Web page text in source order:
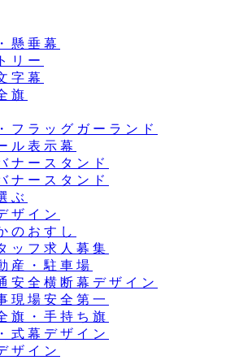
懸垂幕
リー
字幕
旗
フラッグガーランド
ル表示幕
ナースタンド
ナースタンド
ぶ
ザイン
のおすし
ッフ求人募集
産・駐車場
安全横断幕デザイン
現場安全第一
旗・手持ち旗
式幕デザイン
ザイン